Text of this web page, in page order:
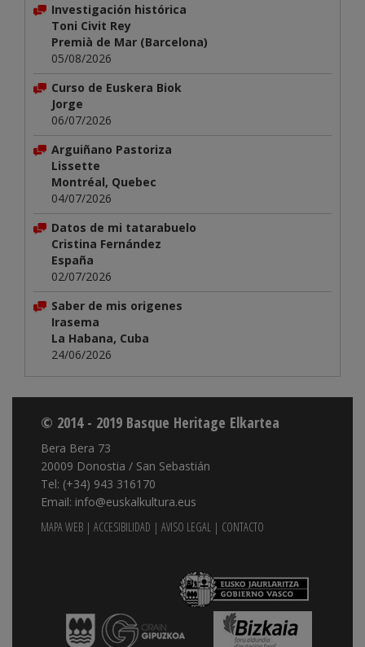
Investigación histórica
Toni Civit Rey
Premià de Mar (Barcelona)
05/08/2026
Curso de Euskera Biok
Jorge
06/07/2026
Arguiñano Pastoriza
Lissette
Montréal, Quebec
04/07/2026
Datos de mi tatarabuelo
Cristina Fernández
España
02/07/2026
Saber de mis origenes
Irasema
La Habana, Cuba
24/06/2026
© 2014 - 2019 Basque Heritage Elkartea
Bera Bera 73
20009 Donostia / San Sebastián
Tel: (+34) 943 316170
Email: info@euskalkultura.eus
MAPA WEB | ACCESIBILIDAD | AVISO LEGAL | CONTACTO